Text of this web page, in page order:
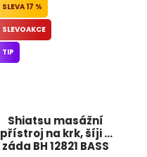
Shiatsu masážní
přístroj na krk, šíji a
záda BH 12821 BASS
17 %
SLEVOAKCE
TIP